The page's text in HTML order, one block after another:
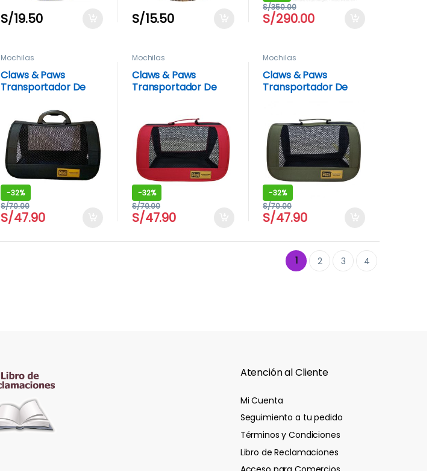
S/19.50 S/15.50 S/290.00
S/350.00
Mochilas
Claws & Paws
Transportador De
-32%
S/47.90
S/70.00
Mochilas
Claws & Paws
Transportador De
-32%
S/47.90
S/70.00
Mochilas
Claws & Paws
Transportador De
-32%
S/47.90
S/70.00
1 2 3 4
Atención al Cliente
Mi Cuenta
Seguimiento a tu pedido
Términos y Condiciones
Libro de Reclamaciones